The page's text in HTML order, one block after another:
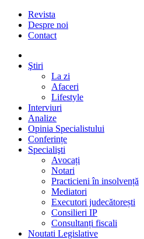
Revista
Despre noi
Contact
Ştiri
La zi
Afaceri
Lifestyle
Interviuri
Analize
Opinia Specialistului
Conferințe
Specialişti
Avocați
Notari
Practicieni în insolvență
Mediatori
Executori judecătorești
Consilieri IP
Consultanți fiscali
Noutati Legislative